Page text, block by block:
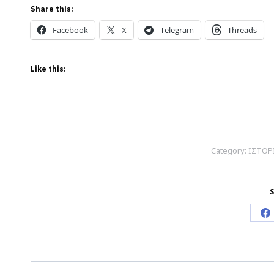
Share this:
Facebook X Telegram Threads
Like this:
Category: